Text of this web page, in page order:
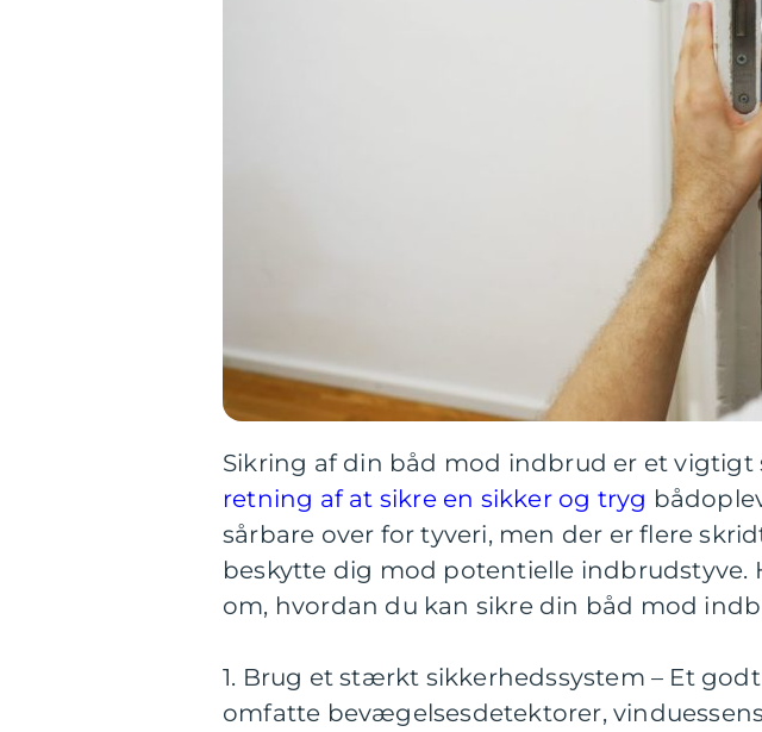
Sikring af din båd mod indbrud er et vigtigt
retning af at sikre en sikker og tryg
sårbare over for tyveri, men der er flere
beskytte dig mod potentielle indbrudstyve.
om, hvordan du kan sikre din båd mod
1. Brug et stærkt sikkerhedssystem – Et
omfatte bevægelsesdetektorer,